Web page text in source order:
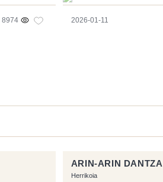
8974 2026-01-11
ARIN-ARIN DANTZA
Herrikoia